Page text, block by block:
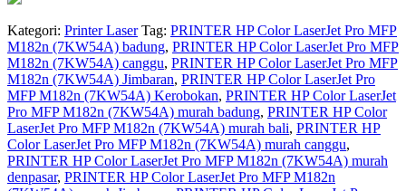
Kategori: Printer Laser Tag: PRINTER HP Color LaserJet Pro MFP
M182n (7KW54A) badung, PRINTER HP Color LaserJet Pro MFP
M182n (7KW54A) canggu, PRINTER HP Color LaserJet Pro MFP
M182n (7KW54A) Jimbaran, PRINTER HP Color LaserJet Pro
MFP M182n (7KW54A) Kerobokan, PRINTER HP Color LaserJet
Pro MFP M182n (7KW54A) murah badung, PRINTER HP Color
LaserJet Pro MFP M182n (7KW54A) murah bali, PRINTER HP
Color LaserJet Pro MFP M182n (7KW54A) murah canggu,
PRINTER HP Color LaserJet Pro MFP M182n (7KW54A) murah
denpasar, PRINTER HP Color LaserJet Pro MFP M182n